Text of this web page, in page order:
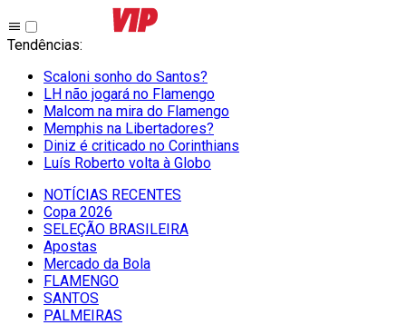
Tendências:
Scaloni sonho do Santos?
LH não jogará no Flamengo
Malcom na mira do Flamengo
Memphis na Libertadores?
Diniz é criticado no Corinthians
Luís Roberto volta à Globo
NOTÍCIAS RECENTES
Copa 2026
SELEÇÃO BRASILEIRA
Apostas
Mercado da Bola
FLAMENGO
SANTOS
PALMEIRAS